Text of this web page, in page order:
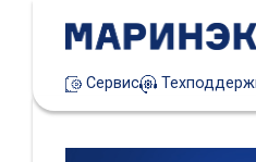
Сервис